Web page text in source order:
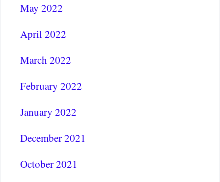
May 2022
April 2022
March 2022
February 2022
January 2022
December 2021
October 2021